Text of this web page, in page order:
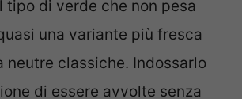
tipo di verde che non pesa
una variante più fresca
neutre classiche. Indossarlo
di essere avvolte senza